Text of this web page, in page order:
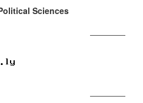
Sciences